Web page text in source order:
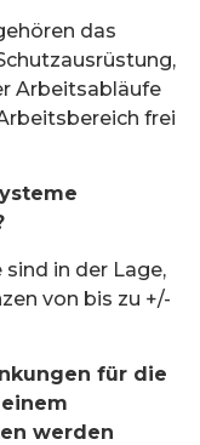
das
Arbeitsabläufe
frei
in der Lage,
von bis zu +/-
für die
werden